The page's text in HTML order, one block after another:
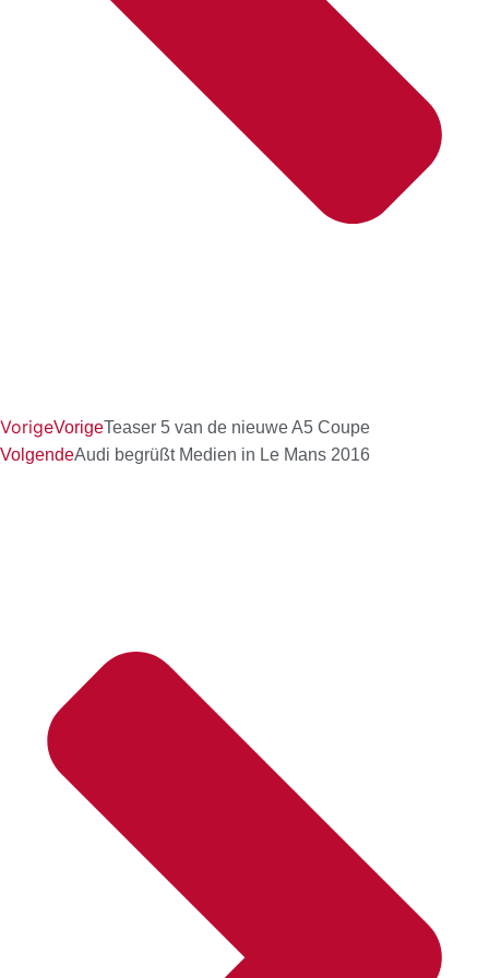
VorigeVorigeTeaser 5 van de nieuwe A5 Coupe
VolgendeAudi begrüßt Medien in Le Mans 2016